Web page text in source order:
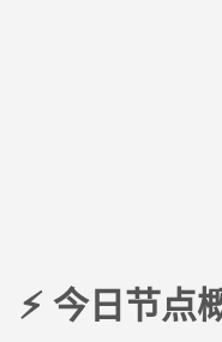
⚡ 今日节点